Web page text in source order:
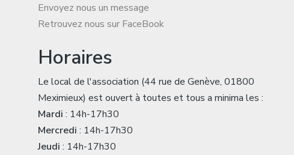
Envoyez nous un message
Retrouvez nous sur FaceBook
Horaires
Le local de l'association (44 rue de Genève, 01800
Meximieux) est ouvert à toutes et tous a minima les :
Mardi : 14h-17h30
Mercredi : 14h-17h30
Jeudi : 14h-17h30